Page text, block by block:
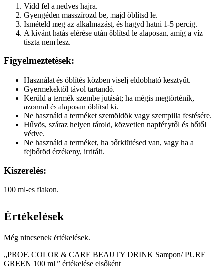
Vidd fel a nedves hajra.
Gyengéden masszírozd be, majd öblítsd le.
Ismételd meg az alkalmazást, és hagyd hatni 1-5 percig.
A kívánt hatás elérése után öblítsd le alaposan, amíg a víz
tiszta nem lesz.
Figyelmeztetések:
Használat és öblítés közben viselj eldobható kesztyűt.
Gyermekektől távol tartandó.
Kerüld a termék szembe jutását; ha mégis megtörténik,
azonnal és alaposan öblítsd ki.
Ne használd a terméket szemöldök vagy szempilla festésére.
Hűvös, száraz helyen tárold, közvetlen napfénytől és hőtől
védve.
Ne használd a terméket, ha bőrkiütésed van, vagy ha a
fejbőröd érzékeny, irritált.
Kiszerelés:
100 ml-es flakon.
Értékelések
Még nincsenek értékelések.
„PROF. COLOR & CARE BEAUTY DRINK Sampon/ PURE
GREEN 100 ml.” értékelése elsőként